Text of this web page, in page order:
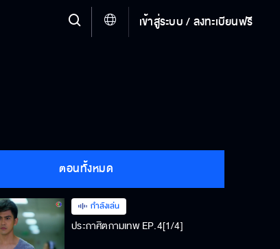
เข้าสู่ระบบ / ลงทะเบียนฟรี
ตอนทั้งหมด
กำลังเล่น
ประกาศิตกามเทพ EP.4[1/4]